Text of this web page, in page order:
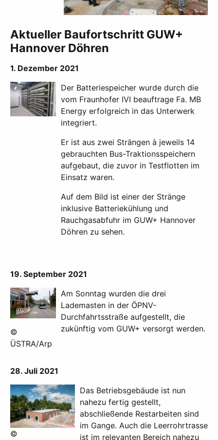
Aktueller Baufortschritt GUW+
Hannover Döhren
1. Dezember 2021
Der Batteriespeicher wurde durch die
vom Fraunhofer IVI beauftrage Fa. MB
Energy erfolgreich in das Unterwerk
integriert.
Er ist aus zwei Strängen à jeweils 14
gebrauchten Bus-Traktionsspeichern
aufgebaut, die zuvor in Testflotten im
Einsatz waren.
Auf dem Bild ist einer der Stränge
inklusive Batteriekühlung und
Rauchgasabfuhr im GUW+ Hannover
Döhren zu sehen.
19. September 2021
©
ÜSTRA/Arp
Am Sonntag wurden die drei
Lademasten in der ÖPNV-
Durchfahrtsstraße aufgestellt, die
zukünftig vom GUW+ versorgt werden.
28. Juli 2021
©
Das Betriebsgebäude ist nun
nahezu fertig gestellt,
abschließende Restarbeiten sind
im Gange. Auch die Leerrohrtrasse
ist im relevanten Bereich nahezu